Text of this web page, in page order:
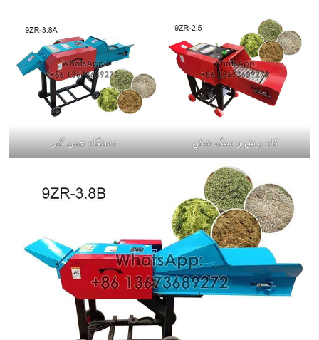
کاه برش و سنگ شکن دستگاه چمن گیر